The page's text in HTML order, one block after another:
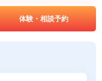
体験・相談予約